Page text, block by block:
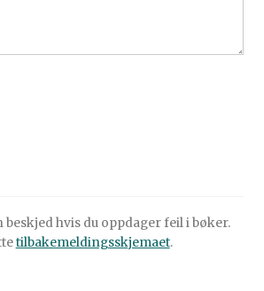
beskjed hvis du oppdager feil i bøker.
tilbakemeldingsskjemaet.